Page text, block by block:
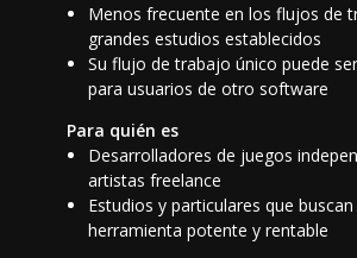
Menos frecuente en los flujos de
grandes estudios establecidos
Su flujo de trabajo único puede
para usuarios de otro software
Para quién es
Desarrolladores de juegos
artistas freelance
Estudios y particulares que buscan
herramienta potente y rentable